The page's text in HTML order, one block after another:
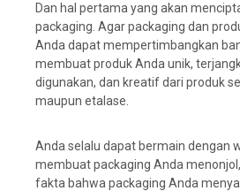
Dan hal pertama yang akan
packaging. Agar packaging dan
Anda dapat mempertimbangkan
membuat produk Anda unik,
digunakan, dan kreatif dari produk
maupun etalase.
Anda selalu dapat bermain dengan
membuat packaging Anda
fakta bahwa packaging Anda